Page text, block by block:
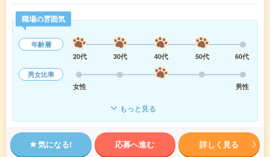
職場の雰囲気
年齢層
20代
30代 40代 50代
60代
男女比率
女性
男性
もっと見る
気になる! 応募へ進む 詳しく見る